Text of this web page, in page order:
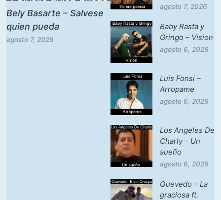
Bely Basarte – Salvese
quien pueda
agosto 7, 2026
agosto 7, 2026
Baby Rasta y
Gringo – Vision
agosto 6, 2026
Luis Fonsi –
Arropame
agosto 6, 2026
Los Angeles De
Charly – Un
sueño
agosto 6, 2026
Quevedo – La
graciosa ft.